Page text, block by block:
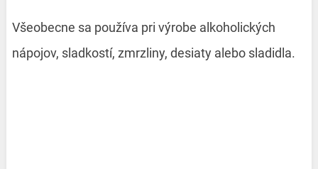
Všeobecne sa používa pri výrobe alkoholických
nápojov, sladkostí, zmrzliny, desiaty alebo sladidla.